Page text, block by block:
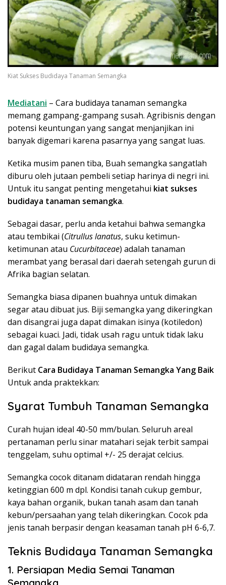
Kiat Sukses Budidaya Tanaman Semangka
Mediatani – Cara budidaya tanaman semangka
memang gampang-gampang susah. Agribisnis dengan
potensi keuntungan yang sangat menjanjikan ini
banyak digemari karena pasarnya yang sangat luas.
Ketika musim panen tiba, Buah semangka sangatlah
diburu oleh jutaan pembeli setiap harinya di negri ini.
Untuk itu sangat penting mengetahui kiat sukses
budidaya tanaman semangka.
Sebagai dasar, perlu anda ketahui bahwa semangka
atau tembikai (Citrullus lanatus, suku ketimun-
ketimunan atau Cucurbitaceae) adalah tanaman
merambat yang berasal dari daerah setengah gurun di
Afrika bagian selatan.
Semangka biasa dipanen buahnya untuk dimakan
segar atau dibuat jus. Biji semangka yang dikeringkan
dan disangrai juga dapat dimakan isinya (kotiledon)
sebagai kuaci. Jadi, tidak usah ragu untuk tidak laku
dan gagal dalam budidaya semangka.
Berikut Cara Budidaya Tanaman Semangka Yang Baik
Untuk anda praktekkan:
Syarat Tumbuh Tanaman Semangka
Curah hujan ideal 40-50 mm/bulan. Seluruh areal
pertanaman perlu sinar matahari sejak terbit sampai
tenggelam, suhu optimal +/- 25 derajat celcius.
Semangka cocok ditanam didataran rendah hingga
ketinggian 600 m dpl. Kondisi tanah cukup gembur,
kaya bahan organik, bukan tanah asam dan tanah
kebun/persaahan yang telah dikeringkan. Cocok pda
jenis tanah berpasir dengan keasaman tanah pH 6-6,7.
Teknis Budidaya Tanaman Semangka
1. Persiapan Media Semai Tanaman